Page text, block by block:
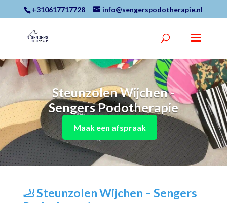
+310617717728 info@sengerspodotherapie.nl
Steunzolen Wijchen -
Sengers Podotherapie
Maak een afspraak
🦶Steunzolen Wijchen – Sengers